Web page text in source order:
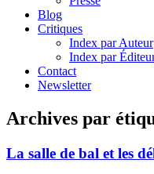
Blog
Critiques
Index par Auteur
Index par
Contact
Newsletter
Archives par
La salle de bal et les